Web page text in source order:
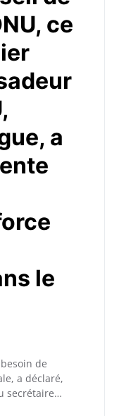
ce
a
le
de
a déclaré,
secrétaire…